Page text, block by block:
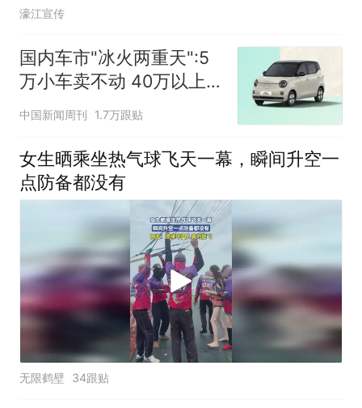
濠江宣传
国内车市"冰火两重天":5
万小车卖不动 40万以上
的抢购
中国新闻周刊 1.7万跟贴
女生晒乘坐热气球飞天一幕，瞬间升空一
点防备都没有
无限鹤壁 34跟贴